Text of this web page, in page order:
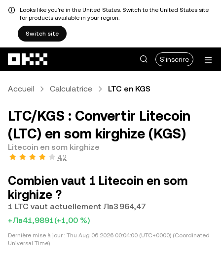
Looks like you're in the United States. Switch to the United States site
for products available in your region.
Switch site
S'inscrire
Accueil Calculatrice LTC en KGS
LTC/KGS : Convertir Litecoin
(LTC) en som kirghize (KGS)
Litecoin en som kirghize
4,2
Combien vaut 1 Litecoin en som
kirghize ?
1 LTC vaut actuellement Лв3 964,47
+Лв41,9891(+1,00 %)
Dernière mise à jour : Thu Aug 06 2026 00:04:00 (UTC+0000) (Coordinated
Universal Time)